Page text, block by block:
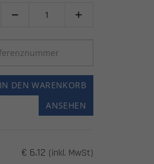
 
IN DEN WARENKORB
ANSEHEN
€ 6.12 (inkl. MwSt)